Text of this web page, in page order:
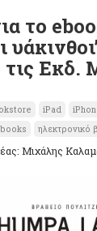
το
τις Εκδ.
iPad
books ηλεκτρονικό
Μιχάλης